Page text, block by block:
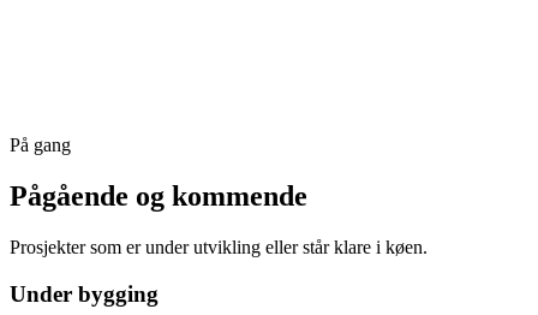
På gang
Pågående og kommende
Prosjekter som er under utvikling eller står klare i køen.
Under bygging